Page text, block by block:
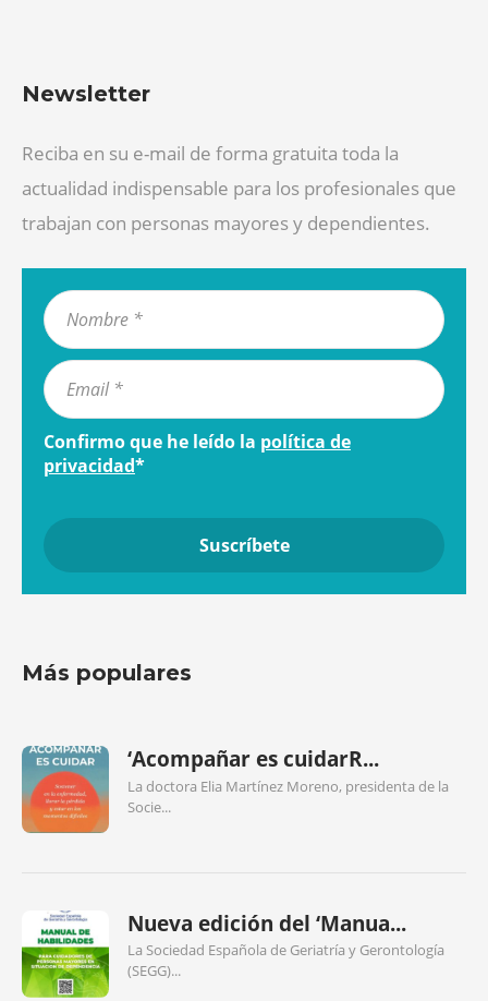
Newsletter
Reciba en su e-mail de forma gratuita toda la
actualidad indispensable para los profesionales que
trabajan con personas mayores y dependientes.
Confirmo que he leído la política de
privacidad*
Más populares
‘Acompañar es cuidarR...
La doctora Elia Martínez Moreno, presidenta de la
Socie...
Nueva edición del ‘Manua...
La Sociedad Española de Geriatría y Gerontología
(SEGG)...